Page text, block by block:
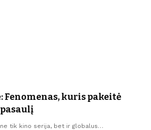
kuris pakeitė
tik kino serija, bet ir globalus…